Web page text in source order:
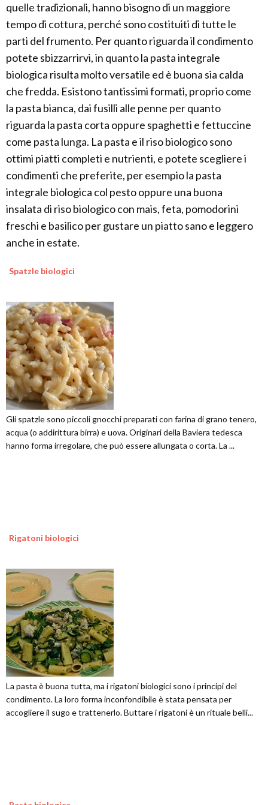
quelle tradizionali, hanno bisogno di un maggiore
tempo di cottura, perché sono costituiti di tutte le
parti del frumento. Per quanto riguarda il condimento
potete sbizzarrirvi, in quanto la pasta integrale
biologica risulta molto versatile ed è buona sia calda
che fredda. Esistono tantissimi formati, proprio come
la pasta bianca, dai fusilli alle penne per quanto
riguarda la pasta corta oppure spaghetti e fettuccine
come pasta lunga. La pasta e il riso biologico sono
ottimi piatti completi e nutrienti, e potete scegliere i
condimenti che preferite, per esempio la pasta
integrale biologica col pesto oppure una buona
insalata di riso biologico con mais, feta, pomodorini
freschi e basilico per gustare un piatto sano e leggero
anche in estate.
Spatzle biologici
Gli spatzle sono piccoli gnocchi preparati con farina di grano tenero,
acqua (o addirittura birra) e uova. Originari della Baviera tedesca
hanno forma irregolare, che può essere allungata o corta. La ...
Rigatoni biologici
La pasta è buona tutta, ma i rigatoni biologici sono i principi del
condimento. La loro forma inconfondibile è stata pensata per
accogliere il sugo e trattenerlo. Buttare i rigatoni è un rituale belli...